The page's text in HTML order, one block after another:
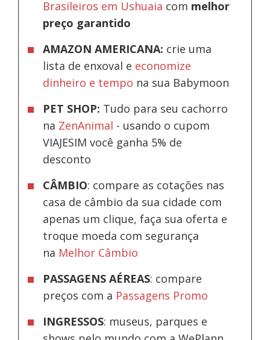
Brasileiros em Ushuaia com melhor
preço garantido
AMAZON AMERICANA: crie uma
lista de enxoval e economize
dinheiro e tempo na sua Babymoon
PET SHOP: Tudo para seu cachorro
na ZenAnimal - usando o cupom
VIAJESIM você ganha 5% de
desconto
CÂMBIO: compare as cotações nas
casa de câmbio da sua cidade com
apenas um clique, faça sua oferta e
troque moeda com segurança
na Melhor Câmbio
PASSAGENS AÉREAS: compare
preços com a Passagens Promo
INGRESSOS: museus, parques e